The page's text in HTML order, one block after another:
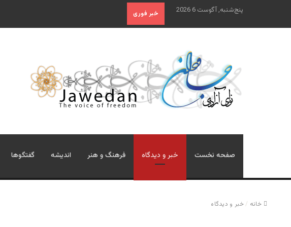
پنج‌شنبه, آگوست 6 2026 خبر فوری
صفحه نخست خبر و دیدگاه فرهنگ و هنر اندیشه گفتگوها
خانه /خبر و دیدگاه